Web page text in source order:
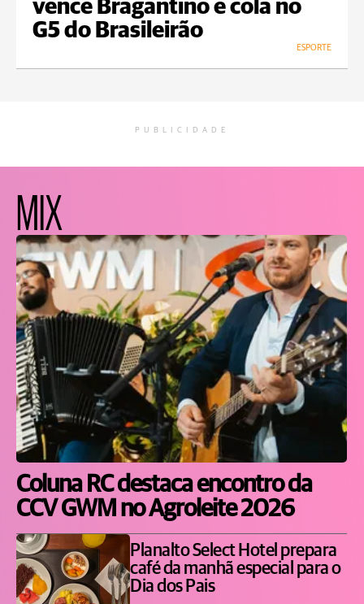
vence Bragantino e cola no
G5 do Brasileirão
ESPORTE
PUBLICIDADE
MIX
Coluna RC destaca encontro da
CCV GWM no Agroleite 2026
Planalto Select Hotel prepara
café da manhã especial para o
Dia dos Pais